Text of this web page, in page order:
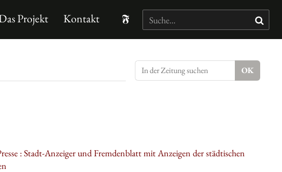
Projekt Kontakt
: Stadt-Anzeiger und Fremdenblatt mit Anzeigen der städtischen